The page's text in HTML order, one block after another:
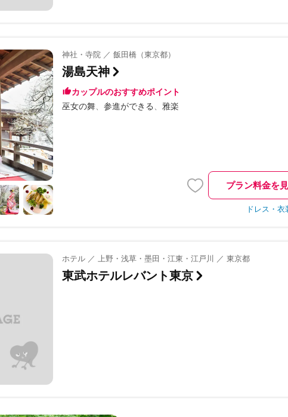
神社・寺院 ／ 飯田橋（東京都）
湯島天神
カップルのおすすめポイント
巫女の舞
参進ができる 雅楽
プラン料金を
ドレス・衣
ホテル ／ 上野・浅草・墨田・江東・江戸川 ／ 東京都
東武ホテルレバント東京